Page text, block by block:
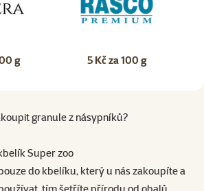
g 5 Kč za 100 g
granule z násypníků?
Super zoo
do kbelíku, který u nás zakoupíte a